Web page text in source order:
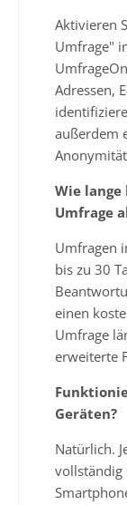
Aktivieren
Umfrage"
Adressen,
außerdem
Wie
Umfrage
Umfragen
bis zu 30
einen
Umfrage
erweiterte
Geräten?
Natürlich.
vollständig